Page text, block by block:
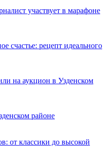
участвует в марафоне
счастье: рецепт идеального
на аукцион в Узденском
районе
от классики до высокой